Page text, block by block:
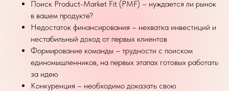
Поиск Product-Market Fit (PMF) – нуждается ли рынок
в вашем продукте?
Недостаток финансирования – нехватка инвестиций и
нестабильный доход от первых клиентов
Формирование команды – трудности с поиском
единомышленников, на первых этапах готовых работать
за идею
Конкуренция – необходимо доказать свою